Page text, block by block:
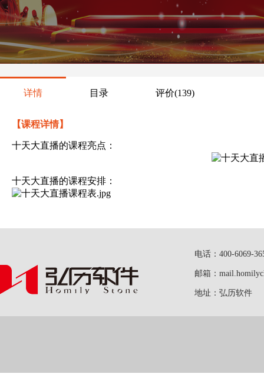
详情 目录 评价(139)
【课程详情】
十天大直播的课程亮点：
十天大直播的课程安排：
电话：400-6069-
邮箱：
地址：弘历软件